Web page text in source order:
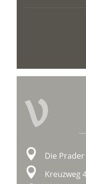
V
Die Prader
Kreuzweg